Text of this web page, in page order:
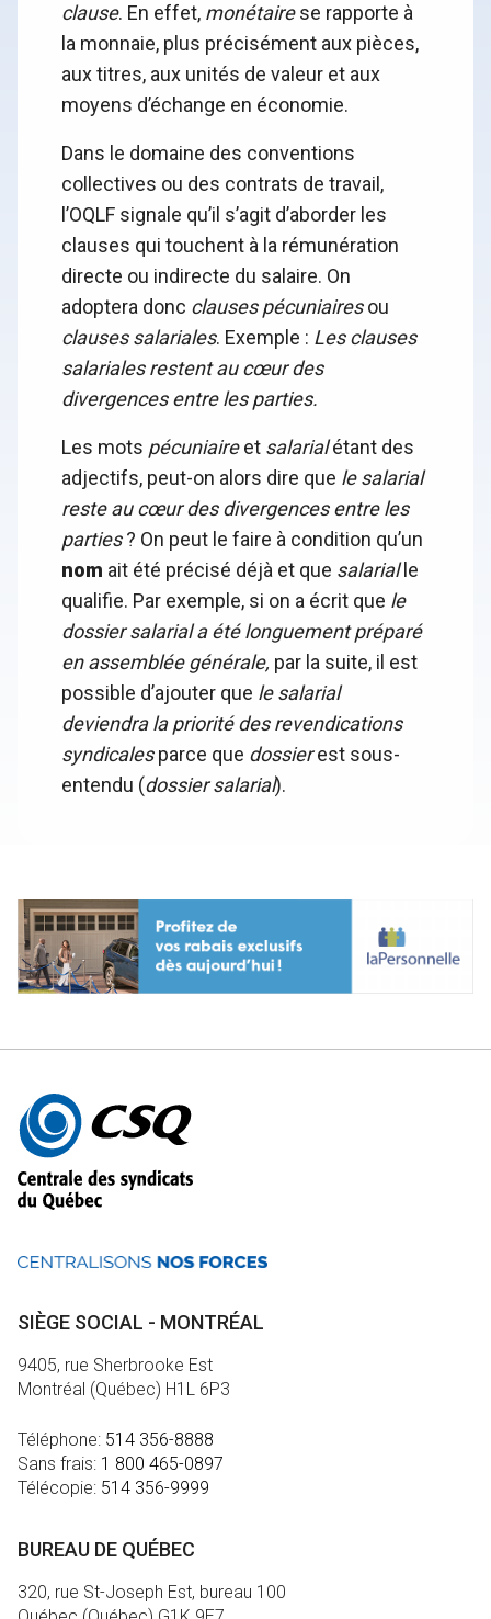
clause. En effet, monétairese rapporte à
la monnaie, plus précisément aux pièces,
aux titres, aux unités de valeur et aux
moyens d’échange en économie.
Dans le domaine des conventions
collectives ou des contrats de travail,
l’OQLF signale qu’il s’agit d’aborder les
clauses qui touchent à la rémunération
directe ou indirecte du salaire. On
adoptera donc clauses pécuniairesou
clauses salariales. Exemple : Les clauses
salariales restent au cœur des
divergences entre les parties.
Les mots pécuniaireet salarialétant des
adjectifs, peut-on alors dire que le salarial
reste au cœur des divergences entre les
parties? On peut le faire à condition qu’un
nom ait été précisé déjà et que salarial le
qualifie. Par exemple, si on a écrit que le
dossier salarial a été longuement préparé
en assemblée générale, par la suite, il est
possible d’ajouter que le salarial
deviendra la priorité des revendications
syndicalesparce que dossierest sous-
entendu (dossier salarial).
Autres
informations
SIÈGE SOCIAL - MONTRÉAL
9405, rue Sherbrooke Est
Montréal (Québec) H1L 6P3
Téléphone: 514 356-8888
Sans frais: 1 800 465-0897
Télécopie: 514 356-9999
BUREAU DE QUÉBEC
320, rue St-Joseph Est, bureau 100